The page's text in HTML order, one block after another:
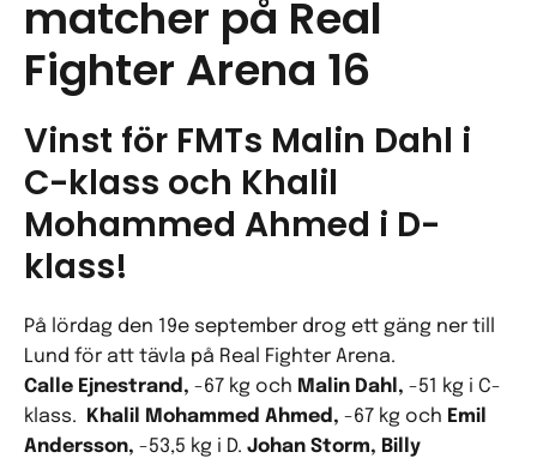
matcher på Real
Fighter Arena 16
Vinst för FMTs Malin Dahl i
C-klass och Khalil
Mohammed Ahmed​ i D-
klass!
På lördag den 19e september drog ett gäng ner till
Lund för att tävla på Real Fighter Arena.
Calle Ejnestrand, -67 kg och Malin Dahl, -51 kg i C-
klass.
Khalil Mohammed Ahmed​, -67 kg och Emil
Andersson, -53,5 kg i D. Johan Storm, Billy